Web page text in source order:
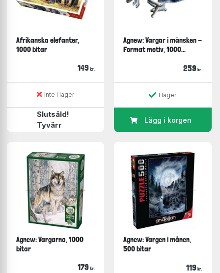
Afrikanska elefanter,
1000 bitar
149 kr.
Inte i lager
Slutsåld!
Tyvärr
Agnew: Vargar i månsken -
Format motiv, 1000...
259 kr.
I lager
Lägg i korgen
Agnew: Vargarna, 1000
bitar
179 kr.
Agnew: Vargen i månen,
500 bitar
119 kr.